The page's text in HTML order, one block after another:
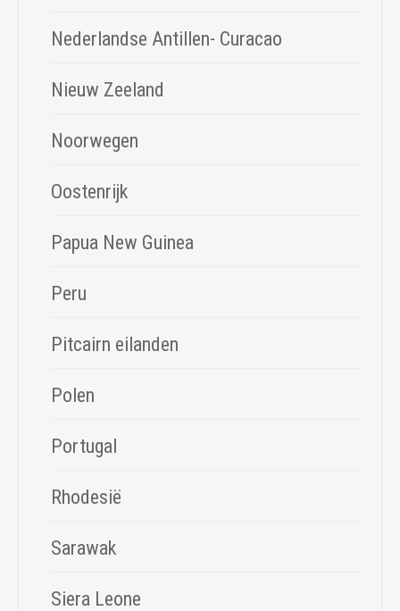
Nederlandse Antillen- Curacao
Nieuw Zeeland
Noorwegen
Oostenrijk
Papua New Guinea
Peru
Pitcairn eilanden
Polen
Portugal
Rhodesië
Sarawak
Siera Leone